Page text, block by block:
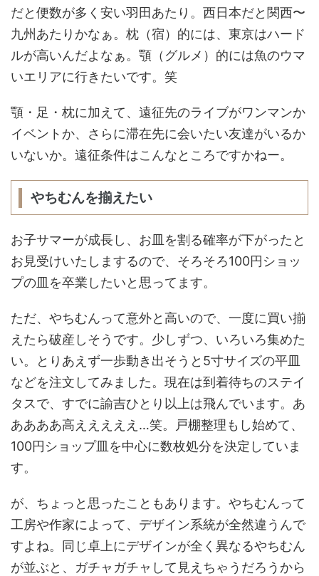
だと便数が多く安い羽田あたり。西日本だと関西〜
九州あたりかなぁ。枕（宿）的には、東京はハード
ルが高いんだよなぁ。顎（グルメ）的には魚のウマ
いエリアに行きたいです。笑
顎・足・枕に加えて、遠征先のライブがワンマンか
イベントか、さらに滞在先に会いたい友達がいるか
いないか。遠征条件はこんなところですかねー。
やちむんを揃えたい
お子サマーが成長し、お皿を割る確率が下がったと
お見受けいたしまするので、そろそろ100円ショッ
プの皿を卒業したいと思ってます。
ただ、やちむんって意外と高いので、一度に買い揃
えたら破産しそうです。少しずつ、いろいろ集めた
い。とりあえず一歩動き出そうと5寸サイズの平皿
などを注文してみました。現在は到着待ちのステイ
タスで、すでに諭吉ひとり以上は飛んでいます。あ
ああああ高えええええ…笑。戸棚整理もし始めて、
100円ショップ皿を中心に数枚処分を決定していま
す。
が、ちょっと思ったこともあります。やちむんって
工房や作家によって、デザイン系統が全然違うんで
すよね。同じ卓上にデザインが全く異なるやちむん
が並ぶと、ガチャガチャして見えちゃうだろうから